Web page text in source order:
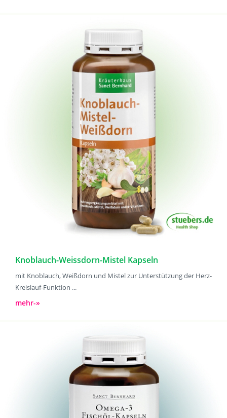
Knoblauch-Weissdorn-Mistel Kapseln
mit Knoblauch, Weißdorn und Mistel zur Unterstützung der Herz-
Kreislauf-Funktion ...
mehr-»